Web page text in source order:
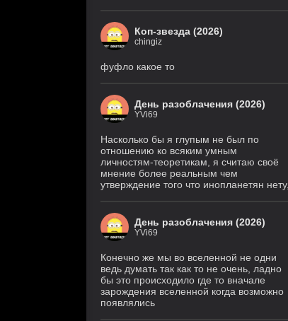
Коп-звезда (2026)
chingiz
фуфло какое то
День разоблачения (2026)
YVi69
Насколько бы я глупым не был по
отношению ко всяким умным
личностям-теоретикам, я считаю своё
мнение более реальным чем
утверждение того что инопланетян нету,
День разоблачения (2026)
YVi69
Конечно же мы во вселенной не одни
ведь думать так как то не очень, ладно
бы это происходило где то вначале
зарождения вселенной когда возможно
появлялись